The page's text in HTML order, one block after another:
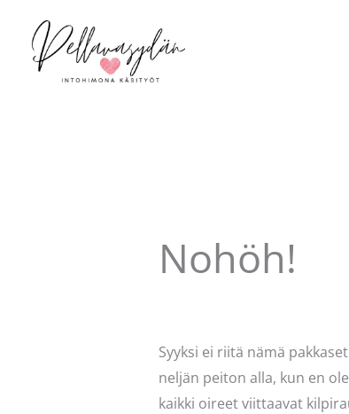
sisältöön
Nohöh!
Syyksi ei riitä nämä
neljän peiton alla, kun en
kaikki oireet viittaavat